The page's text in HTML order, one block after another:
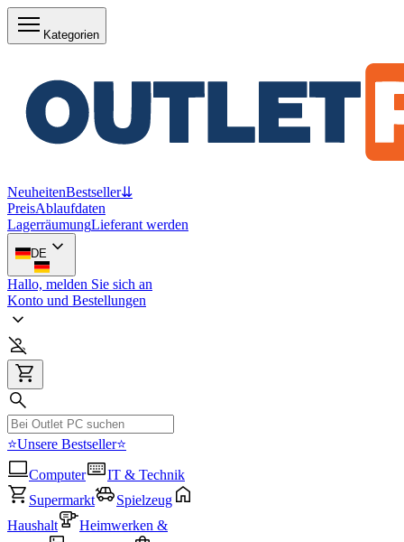
Kategorien
NeuheitenBestseller⇊
PreisAblaufdaten
LagerräumungLieferant werden
DE
Hallo, melden Sie sich an
Konto und Bestellungen
⭐Unsere Bestseller⭐
Computer
IT & Technik
Supermarkt
Spielzeug
Haushalt
Heimwerken &